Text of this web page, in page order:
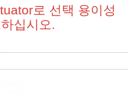
로 선택 용이성
십시오.